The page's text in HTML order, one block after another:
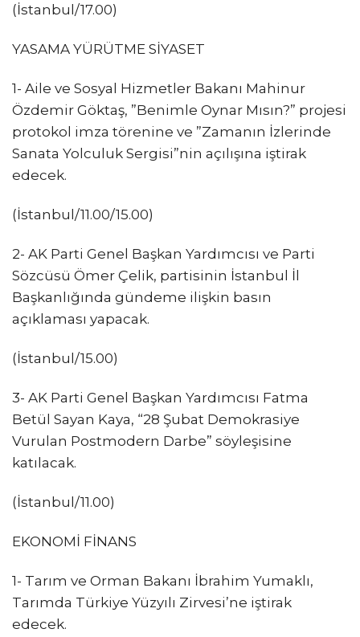
(İstanbul/17.00)
YASAMA YÜRÜTME SİYASET
1- Aile ve Sosyal Hizmetler Bakanı Mahinur
Özdemir Göktaş, ”Benimle Oynar Mısın?” projesi
protokol imza törenine ve ”Zamanın İzlerinde
Sanata Yolculuk Sergisi”nin açılışına iştirak
edecek.
(İstanbul/11.00/15.00)
2- AK Parti Genel Başkan Yardımcısı ve Parti
Sözcüsü Ömer Çelik, partisinin İstanbul İl
Başkanlığında gündeme ilişkin basın
açıklaması yapacak.
(İstanbul/15.00)
3- AK Parti Genel Başkan Yardımcısı Fatma
Betül Sayan Kaya, “28 Şubat Demokrasiye
Vurulan Postmodern Darbe” söyleşisine
katılacak.
(İstanbul/11.00)
EKONOMİ FİNANS
1- Tarım ve Orman Bakanı İbrahim Yumaklı,
Tarımda Türkiye Yüzyılı Zirvesi’ne iştirak
edecek.